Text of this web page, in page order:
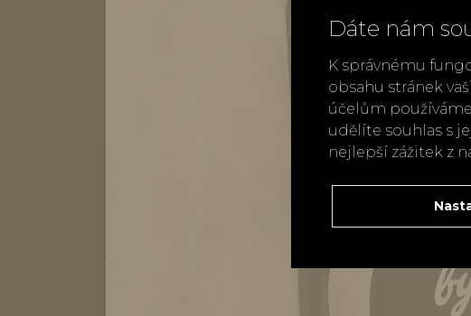
Dáte nám
K správnému
obsahu stránek
účelům
udělíte souhlas s
nejlepší zážitek z